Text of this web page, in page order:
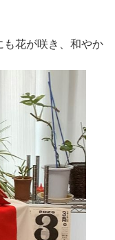
も花が咲き、和やか